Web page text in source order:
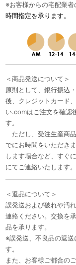
※お客様からの宅配業者
時間指定を承ります。
＜商品発送について＞
原則として、銀行振込
後、クレジットカード
い.comはご注文を確認
す。
ただし、受注生産商
でにお時間をいただき
します場合など、すぐ
にてご連絡いたします。
＜返品について＞
誤発送および破れや汚
連絡ください。交換を
品を承ります。
※誤発送、不良品の返
す。
また、お客様ご都合の